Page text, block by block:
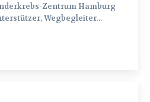
Zentrum Hamburg
Wegbegleiter...